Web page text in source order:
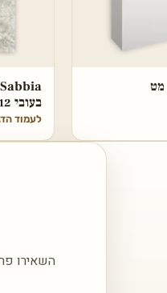
בעובי 12 מ"מ
לעמוד